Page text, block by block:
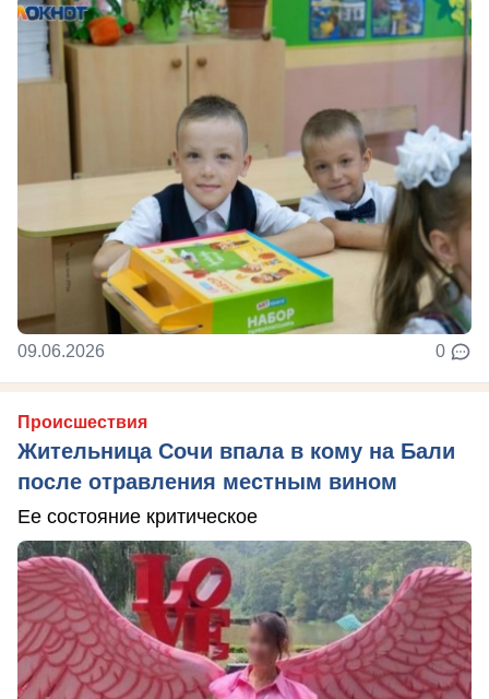
09.06.2026 0
Происшествия
Жительница Сочи впала в кому на Бали
после отравления местным вином
Ее состояние критическое